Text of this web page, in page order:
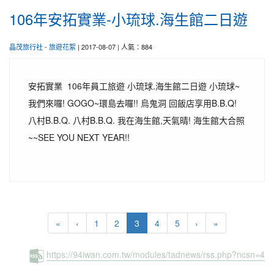
106年安拓實業-小琉球.海生館二日遊
晶茂旅行社- 旅遊花絮 | 2017-08-07 | 人氣：884
安拓實業 106年員工旅遊 小琉球.海生館二日遊 小琉球~
我們來囉! GOGO~環島去囉!! 烏鬼洞 回飯店享用B.B.Q!
八村B.B.Q. 八村B.B.Q. 我在海生館,天氣晴! 海生館大合照
~~SEE YOU NEXT YEAR!!
« ‹ 1 2 3 (current)
4 5 › »
https://94iwan.com.tw/modules/tadnews/rss.php?ncsn=4